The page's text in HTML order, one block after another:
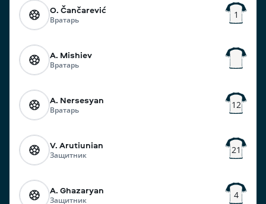
O. Čančarević
Вратарь 1
A. Mishiev
Вратарь
A. Nersesyan
Вратарь 12
V. Arutiunian
Защитник 21
A. Ghazaryan
Защитник 4